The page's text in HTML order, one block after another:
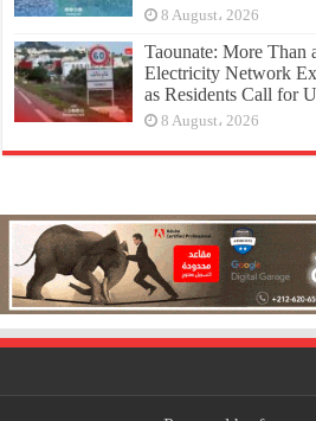
8 August، 2026
Taounate: More Than
Electricity Network
as Residents Call for
8 August، 2026